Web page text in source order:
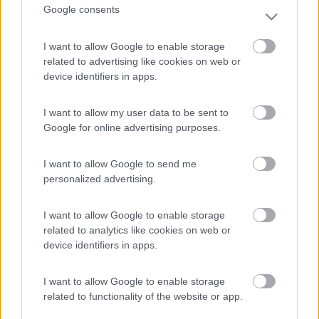
Google consents
I want to allow Google to enable storage
related to advertising like cookies on web or
device identifiers in apps.
I want to allow my user data to be sent to
Google for online advertising purposes.
I want to allow Google to send me
personalized advertising.
I want to allow Google to enable storage
related to analytics like cookies on web or
device identifiers in apps.
I want to allow Google to enable storage
related to functionality of the website or app.
Inserito il03/05/2006 alle:12:21:41
matte
Inserito il03/05/2006 alle:12:53:22
Originally posted by robespierre
Stesso problema risolto in garanzia dalla Fiat cambiando tutto il
> Ciao Roberto, ma vedi mai la lancetta oltre i 90°?